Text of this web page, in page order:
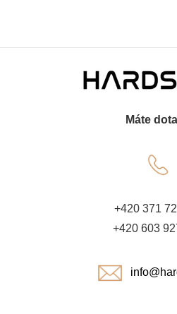
Máte
+420 371
+420 603